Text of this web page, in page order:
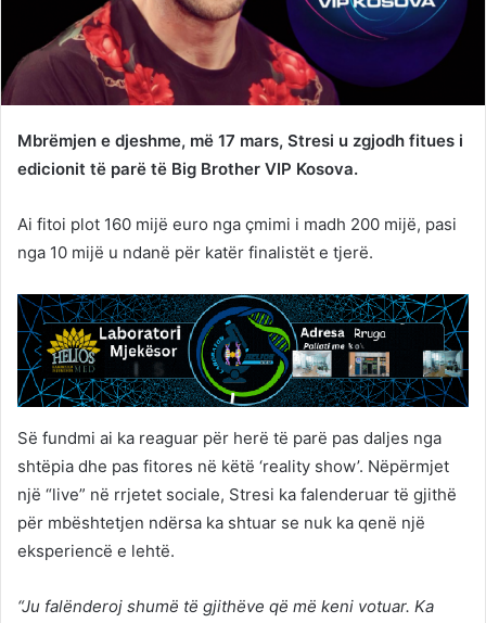
Mbrëmjen e djeshme, më 17 mars, Stresi u zgjodh fitues i
edicionit të parë të Big Brother VIP Kosova.
Ai fitoi plot 160 mijë euro nga çmimi i madh 200 mijë, pasi
nga 10 mijë u ndanë për katër finalistët e tjerë.
Së fundmi ai ka reaguar për herë të parë pas daljes nga
shtëpia dhe pas fitores në këtë ‘reality show’. Nëpërmjet
një “live” në rrjetet sociale, Stresi ka falenderuar të gjithë
për mbështetjen ndërsa ka shtuar se nuk ka qenë një
eksperiencë e lehtë.
“Ju falënderoj shumë të gjithëve që më keni votuar. Ka